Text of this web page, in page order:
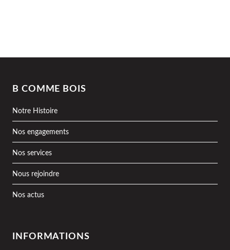
B COMME BOIS
Notre Histoire
Nos engagements
Nos services
Nous rejoindre
Nos actus
INFORMATIONS